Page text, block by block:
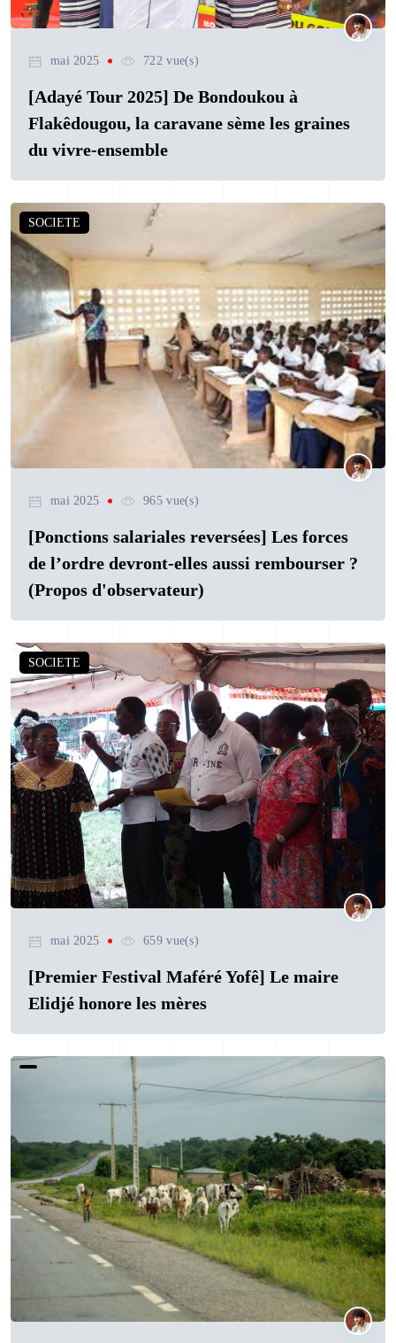
mai 2025 722 vue(s)
[Adayé Tour 2025] De Bondoukou à
Flakêdougou, la caravane sème les graines
du vivre-ensemble
SOCIETE
mai 2025 965 vue(s)
[Ponctions salariales reversées] Les forces
de l’ordre devront-elles aussi rembourser ?
(Propos d'observateur)
SOCIETE
mai 2025 659 vue(s)
[Premier Festival Maféré Yofê] Le maire
Elidjé honore les mères